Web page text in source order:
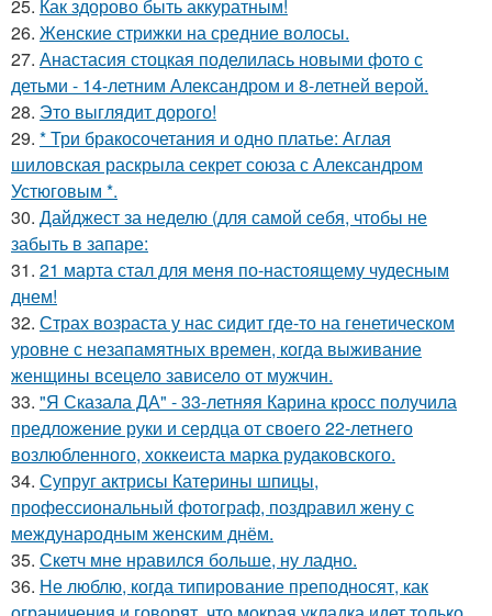
25. Как здорово быть аккуратным!
26. Женские стрижки на средние волосы.
27. Анастасия стоцкая поделилась новыми фото с
детьми - 14-летним Александром и 8-летней верой.
28. Это выглядит дорого!
29. * Три бракосочетания и одно платье: Аглая
шиловская раскрыла секрет союза с Александром
Устюговым *.
30. Дайджест за неделю (для самой себя, чтобы не
забыть в запаре:
31. 21 марта стал для меня по-настоящему чудесным
днем!
32. Страх возраста у нас сидит где-то на генетическом
уровне с незапамятных времен, когда выживание
женщины всецело зависело от мужчин.
33. "Я Сказала ДА" - 33-летняя Карина кросс получила
предложение руки и сердца от своего 22-летнего
возлюбленного, хоккеиста марка рудаковского.
34. Супруг актрисы Катерины шпицы,
профессиональный фотограф, поздравил жену с
международным женским днём.
35. Скетч мне нравился больше, ну ладно.
36. Не люблю, когда типирование преподносят, как